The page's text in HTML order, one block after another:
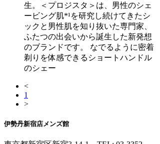
生。＜プロジスタ＞は、男性のシェ
ービング肌*¹を研究し続けてきたシ
ックと男性肌を知り抜いた専門家、
ふたつの出会いから誕生した新発想
のブランドです。 なでるように密着
剃りを体感できるショートハンドル
のシェー
<
1
>
伊勢丹新宿店メンズ館